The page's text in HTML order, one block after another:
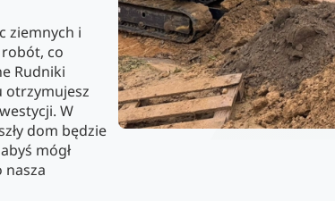
ziemnych i
co
Rudniki
otrzymujesz
W
dom będzie
mógł
nasza